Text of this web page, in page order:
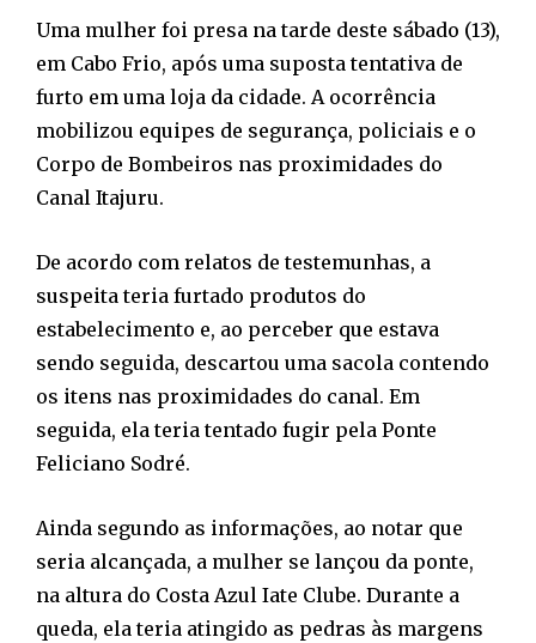
Uma mulher foi presa na tarde deste sábado (13),
em Cabo Frio, após uma suposta tentativa de
furto em uma loja da cidade. A ocorrência
mobilizou equipes de segurança, policiais e o
Corpo de Bombeiros nas proximidades do
Canal Itajuru.
De acordo com relatos de testemunhas, a
suspeita teria furtado produtos do
estabelecimento e, ao perceber que estava
sendo seguida, descartou uma sacola contendo
os itens nas proximidades do canal. Em
seguida, ela teria tentado fugir pela Ponte
Feliciano Sodré.
Ainda segundo as informações, ao notar que
seria alcançada, a mulher se lançou da ponte,
na altura do Costa Azul Iate Clube. Durante a
queda, ela teria atingido as pedras às margens